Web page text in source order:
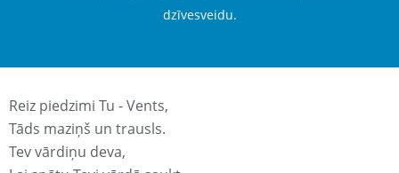
dzīvesveidu.
Reiz piedzimi Tu - Vents,
Tāds maziņš un trausls.
Tev vārdiņu deva,